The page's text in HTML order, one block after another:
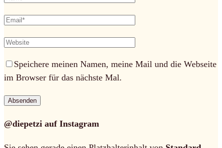
Speichere meinen Namen, meine Mail und die Webseite
im Browser für das nächste Mal.
@diepetzi auf Instagram